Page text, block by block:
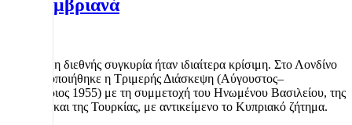
Σεπτεμβριανά
Το 1955, η διεθνής συγκυρία ήταν ιδιαίτερα κρίσιμη. Στο Λονδίνο
πραγματοποιήθηκε η Τριμερής Διάσκεψη (Αύγουστος–
Σεπτέμβριος 1955) με τη συμμετοχή του Ηνωμένου Βασιλείου, της
Ελλάδας και της Τουρκίας, με αντικείμενο το Κυπριακό ζήτημα.